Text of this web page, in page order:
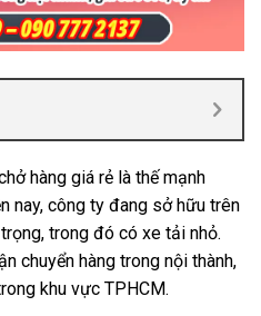
hàng giá rẻ là thế mạnh
nay, công ty đang sở hữu trên
trong đó có xe tải nhỏ.
chuyển hàng trong nội thành,
khu vực TPHCM.